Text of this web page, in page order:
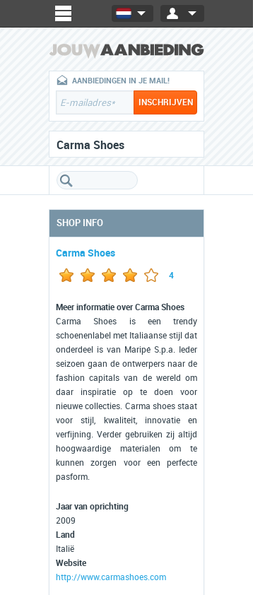
AANBIEDINGEN IN JE MAIL!
Carma Shoes
SHOP INFO
Carma Shoes
4
Meer informatie over Carma Shoes
Carma Shoes is een trendy
schoenenlabel met Italiaanse stijl dat
onderdeel is van Maripé S.p.a. Ieder
seizoen gaan de ontwerpers naar de
fashion capitals van de wereld om
daar inspiratie op te doen voor
nieuwe collecties. Carma shoes staat
voor stijl, kwaliteit, innovatie en
verfijning. Verder gebruiken zij altijd
hoogwaardige materialen om te
kunnen zorgen voor een perfecte
pasform.
Jaar van oprichting
2009
Land
Italië
Website
http://www.carmashoes.com